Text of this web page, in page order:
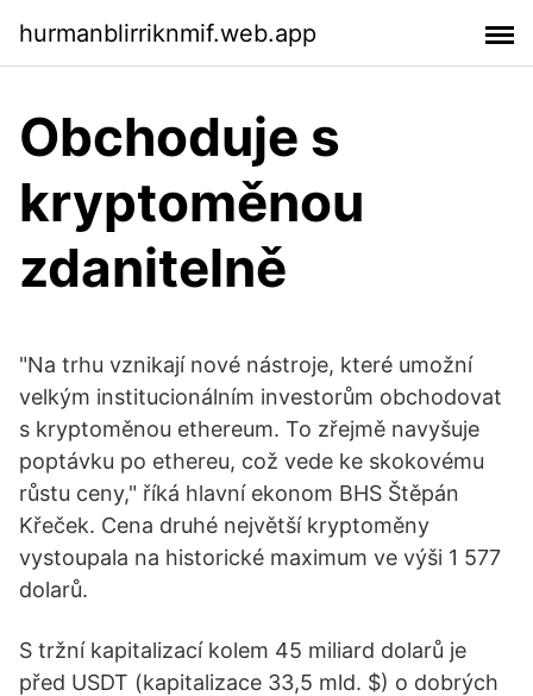
hurmanblirriknmif.web.app
Obchoduje s
kryptoměnou
zdanitelně
"Na trhu vznikají nové nástroje, které umožní
velkým institucionálním investorům obchodovat
s kryptoměnou ethereum. To zřejmě navyšuje
poptávku po ethereu, což vede ke skokovému
růstu ceny," říká hlavní ekonom BHS Štěpán
Křeček. Cena druhé největší kryptoměny
vystoupala na historické maximum ve výši 1 577
dolarů.
S tržní kapitalizací kolem 45 miliard dolarů je
před USDT (kapitalizace 33,5 mld. $) o dobrých